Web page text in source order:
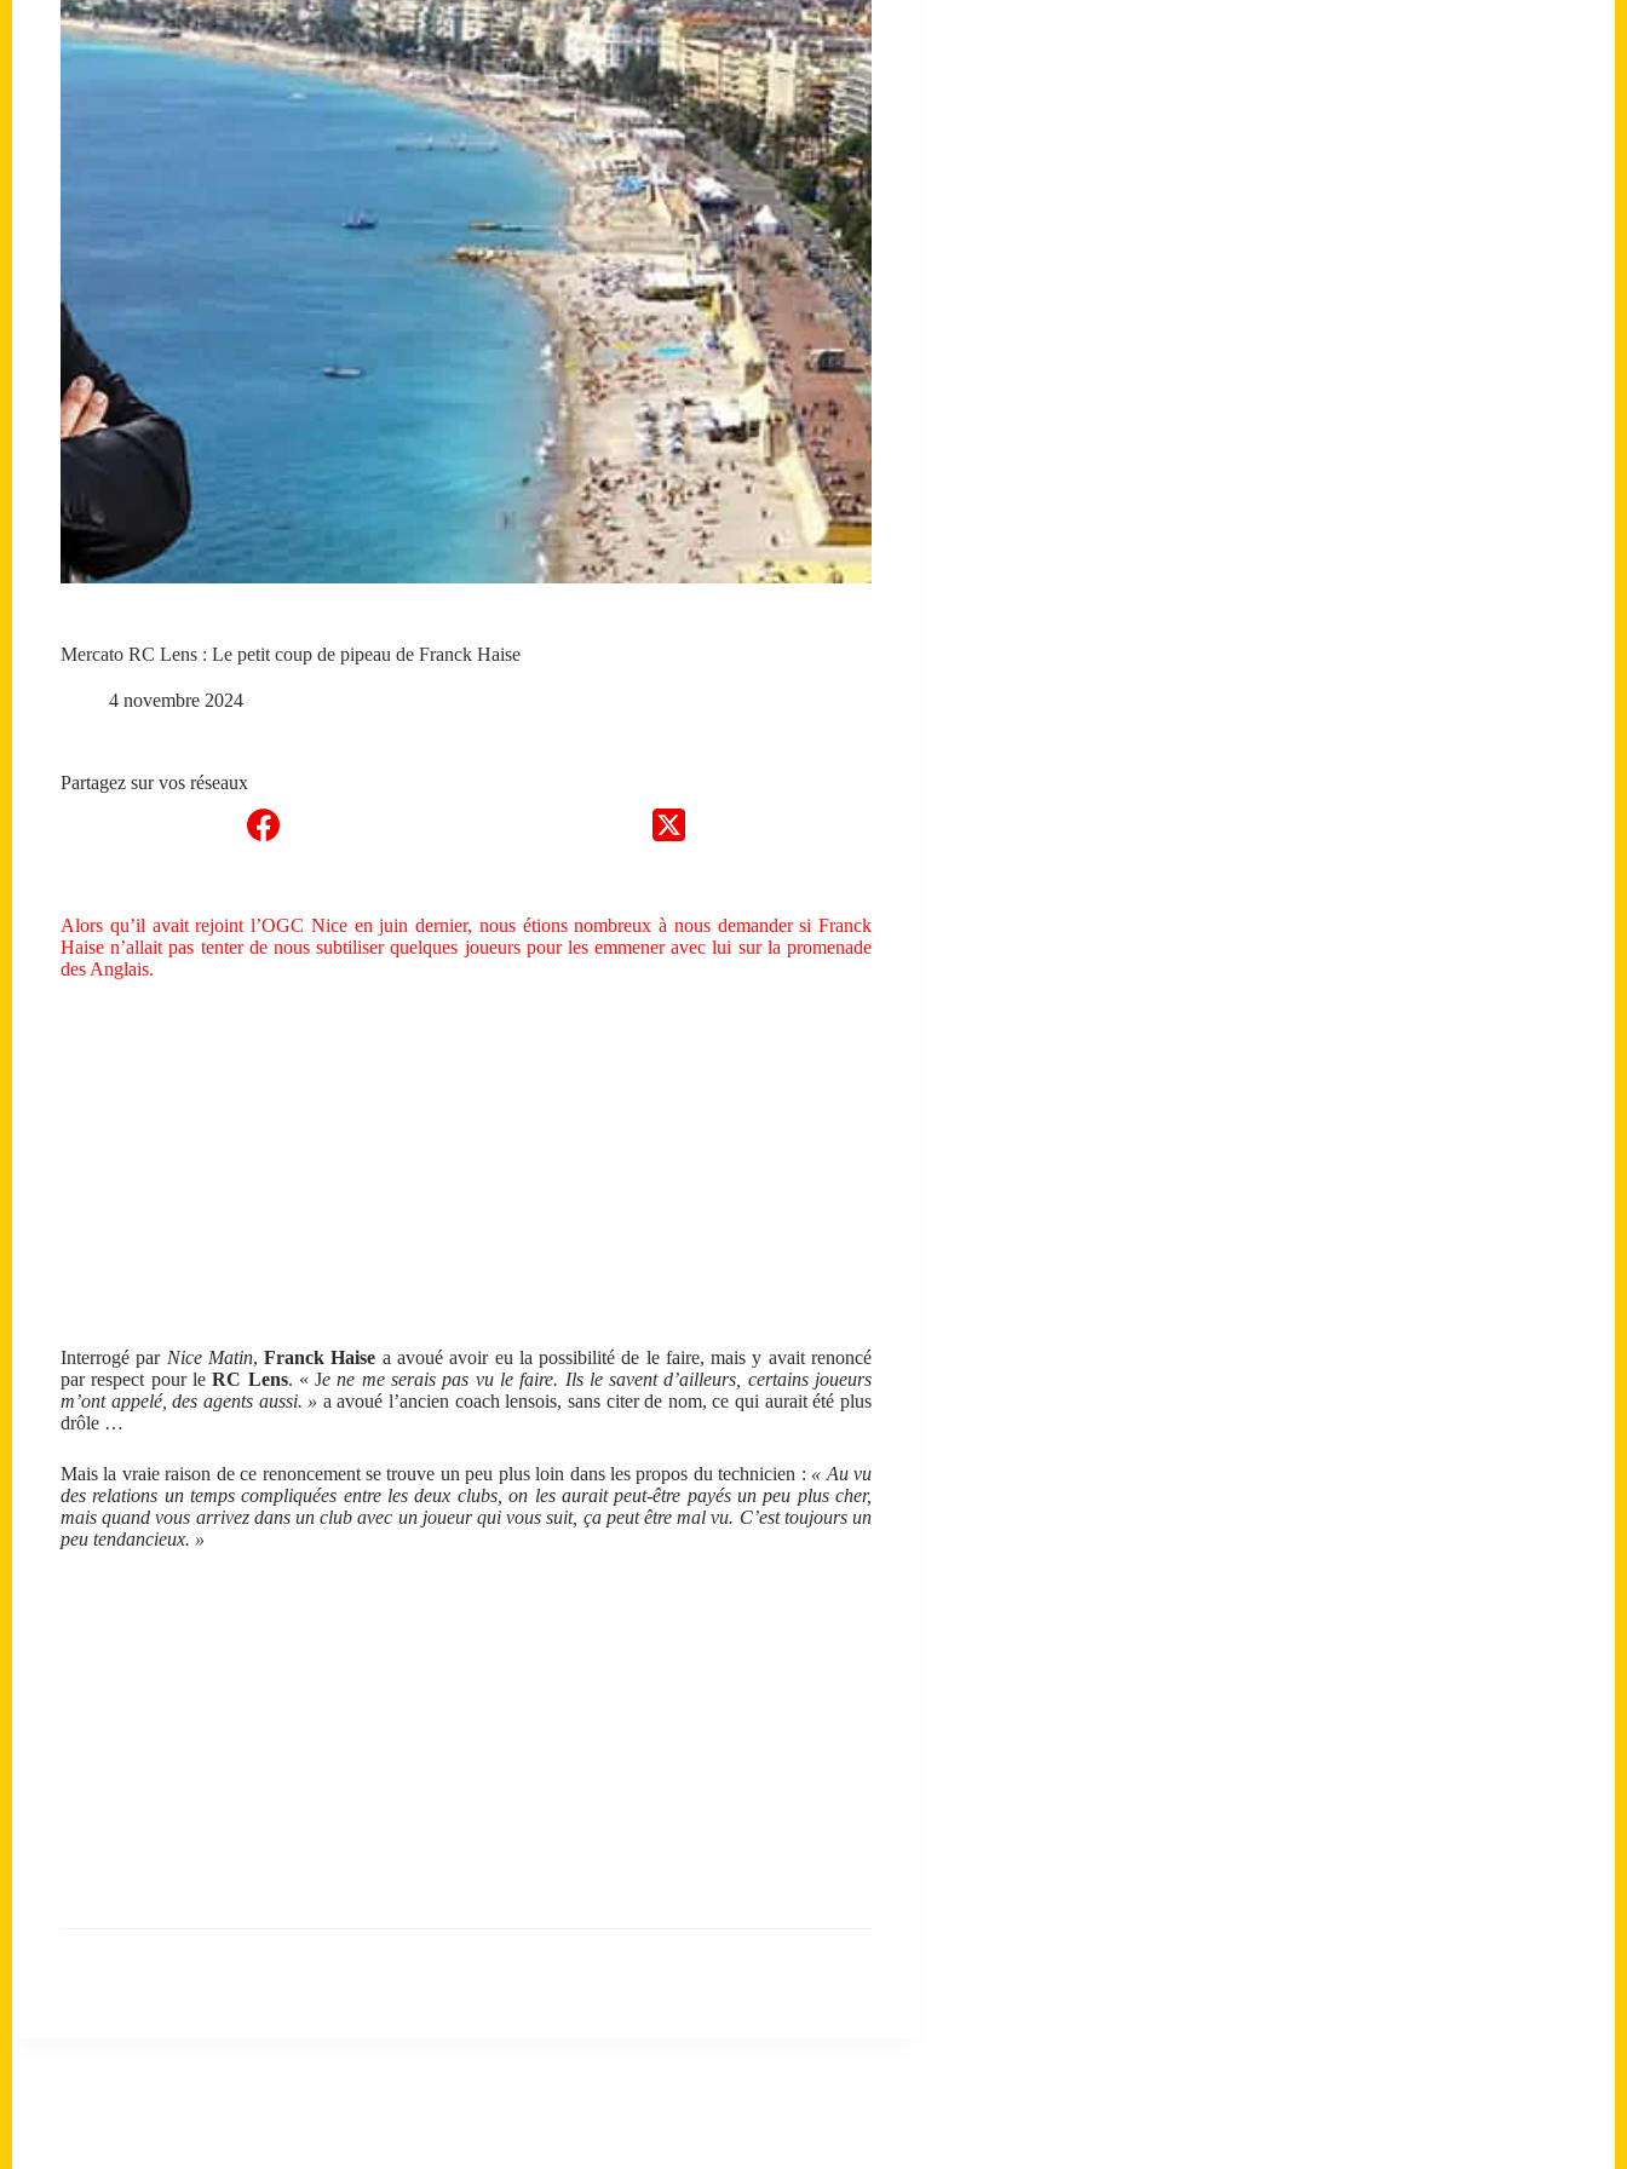
Mercato RC Lens : Le petit coup de pipeau de Franck Haise
4 novembre 2024
Partagez sur vos réseaux
Alors qu’il avait rejoint l’OGC Nice en juin dernier, nous étions nombreux à nous demander si Franck
Haise n’allait pas tenter de nous subtiliser quelques joueurs pour les emmener avec lui sur la promenade
des Anglais.
Interrogé par Nice Matin,Franck Haise a avoué avoir eu la possibilité de le faire, mais y avait renoncé
par respect pour leRC Lens. « Je ne me serais pas vu le faire. Ils le savent d’ailleurs, certains joueurs
m’ont appelé, des agents aussi. » a avoué l’ancien coach lensois, sans citer de nom, ce qui aurait été plus
drôle …
Mais la vraie raison de ce renoncement se trouve un peu plus loin dans les propos du technicien : « Au vu
des relations un temps compliquées entre les deux clubs, on les aurait peut-être payés un peu plus cher,
mais quand vous arrivez dans un club avec un joueur qui vous suit, ça peut être mal vu. C’est toujours un
peu tendancieux. »